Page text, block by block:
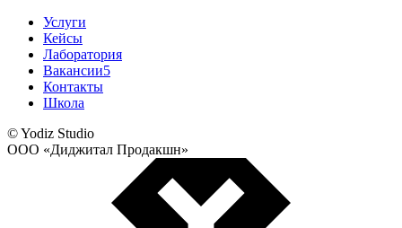
Услуги
Кейсы
Лаборатория
Вакансии5
Контакты
Школа
© Yodiz Studio
ООО «Диджитал Продакшн»